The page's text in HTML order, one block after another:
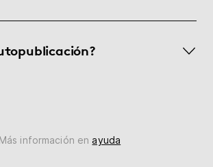
Más información enayuda